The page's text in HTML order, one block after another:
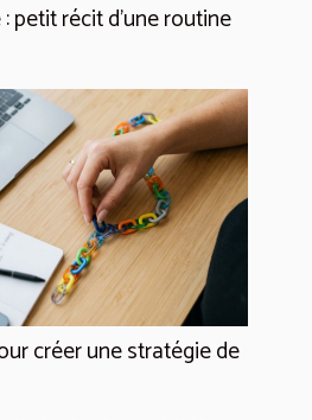
petit récit d’une routine
créer une stratégie de